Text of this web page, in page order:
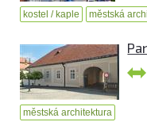
kostel / kaple městská
městská architektura